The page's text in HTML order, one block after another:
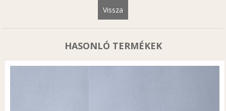
Vissza
HASONLÓ TERMÉKEK